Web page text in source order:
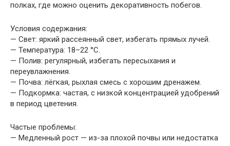
полках, где можно оценить декоративность побегов.
Условия содержания:
— Свет: яркий рассеянный свет, избегать прямых лучей.
— Температура: 18–22 °C.
— Полив: регулярный, избегать пересыхания и
переувлажнения.
— Почва: лёгкая, рыхлая смесь с хорошим дренажем.
— Подкормка: частая, с низкой концентрацией удобрений
в период цветения.
Частые проблемы:
— Медленный рост — из-за плохой почвы или недостатка